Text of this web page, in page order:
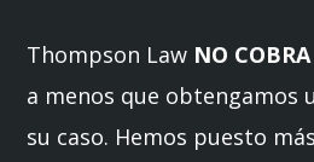
Thompson Law NO
a menos que obtengamos
su caso. Hemos puesto